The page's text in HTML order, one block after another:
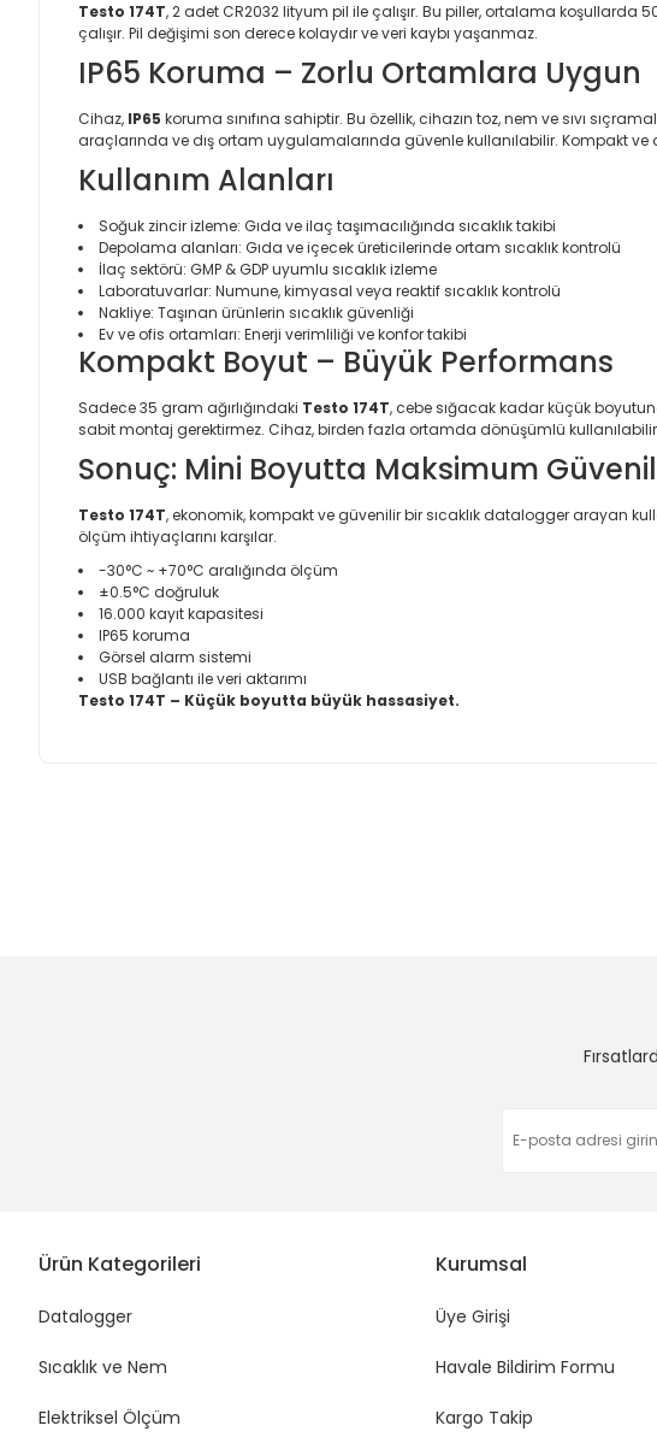
Testo 174T, 2 adet CR2032 lityum pil ile çalışır. Bu piller, ortalama
çalışır. Pil değişimi son derece kolaydır ve veri kaybı yaşanmaz.
IP65 Koruma – Zorlu Ortamlara Uygun
Cihaz, IP65 koruma sınıfına sahiptir. Bu özellik, cihazın toz, nem ve sıvı
araçlarında ve dış ortam uygulamalarında güvenle kullanılabilir. Kompakt ve
Kullanım Alanları
Soğuk zincir izleme: Gıda ve ilaç taşımacılığında sıcaklık takibi
Depolama alanları: Gıda ve içecek üreticilerinde ortam sıcaklık kontrolü
İlaç sektörü: GMP & GDP uyumlu sıcaklık izleme
Laboratuvarlar: Numune, kimyasal veya reaktif sıcaklık kontrolü
Nakliye: Taşınan ürünlerin sıcaklık güvenliği
Ev ve ofis ortamları: Enerji verimliliği ve konfor takibi
Kompakt Boyut – Büyük Performans
Sadece 35 gram ağırlığındaki Testo 174T, cebe sığacak kadar küçük
sabit montaj gerektirmez. Cihaz, birden fazla ortamda dönüşümlü
Sonuç: Mini Boyutta Maksimum
Testo 174T, ekonomik, kompakt ve güvenilir bir sıcaklık datalogger arayan
ölçüm ihtiyaçlarını karşılar.
-30°C ~ +70°C aralığında ölçüm
±0.5°C doğruluk
16.000 kayıt kapasitesi
IP65 koruma
Görsel alarm sistemi
USB bağlantı ile veri aktarımı
Testo 174T – Küçük boyutta büyük hassasiyet.
Ürün Kategorileri
Datalogger
Sıcaklık ve Nem
Elektriksel Ölçüm
Kurumsal
Üye Girişi
Havale Bildirim Formu
Kargo Takip